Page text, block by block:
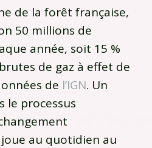
de la forêt française,
50 millions de
année, soit 15 %
de gaz à effet de
de l’IGN. Un
le processus
au quotidien au